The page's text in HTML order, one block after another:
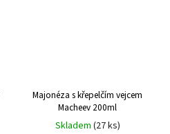
Majonéza s křepelčím vejcem
Macheev 200ml
Skladem (27 ks)